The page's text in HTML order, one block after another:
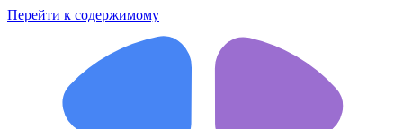
Перейти к содержимому